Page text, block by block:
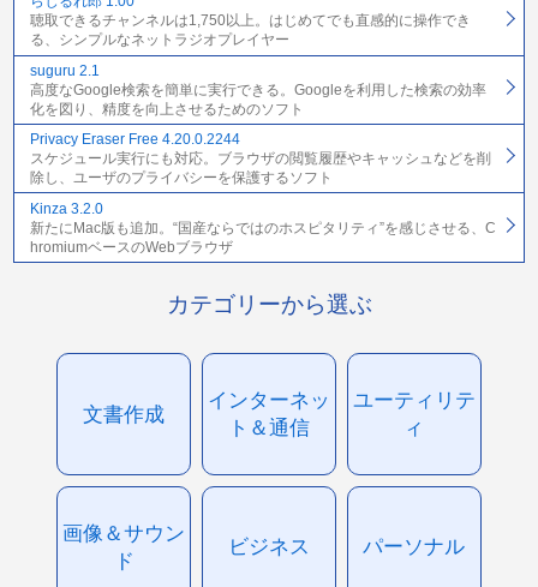
聴取できるチャンネルは1,750以上。はじめてでも直感的に操作でき
る、シンプルなネットラジオプレイヤー
suguru 2.1
高度なGoogle検索を簡単に実行できる。Googleを利用した検索の効率
化を図り、精度を向上させるためのソフト
Privacy Eraser Free 4.20.0.2244
スケジュール実行にも対応。ブラウザの閲覧履歴やキャッシュなどを削
除し、ユーザのプライバシーを保護するソフト
Kinza 3.2.0
新たにMac版も追加。“国産ならではのホスピタリティ”を感じさせる、C
hromiumベースのWebブラウザ
カテゴリーから選ぶ
文書作成
インターネッ
ト＆通信
ユーティリテ
ィ
画像＆サウン
ド
ビジネス パーソナル